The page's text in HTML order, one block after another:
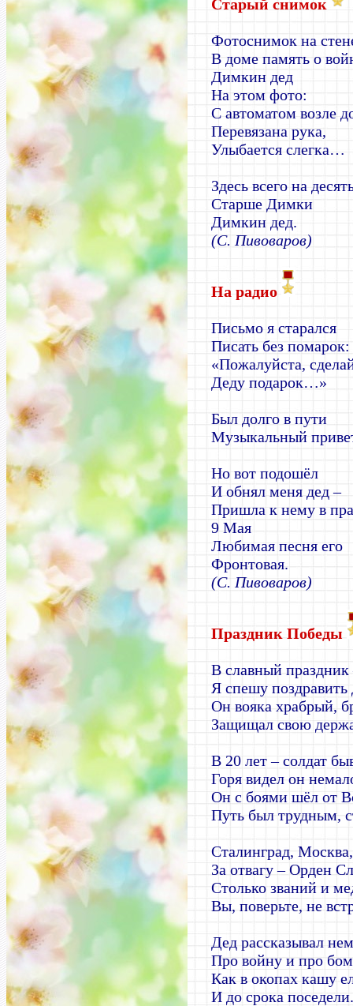
Старый снимок
Фотоснимок на
В доме память о
Димкин дед
На этом фото:
С автоматом возле
Перевязана рука,
Улыбается слегка…
Здесь всего на
Старше Димки
Димкин дед.
(С. Пивоваров)
На радио
Письмо я старался
Писать без помарок:
«Пожалуйста,
Деду подарок…»
Был долго в пути
Музыкальный
Но вот подошёл
И обнял меня дед –
Пришла к нему в
9 Мая
Любимая песня его
Фронтовая.
(С. Пивоваров)
Праздник Победы
В славный
Я спешу поздравить
Он вояка храбрый,
Защищал свою
В 20 лет – солдат
Горя видел он
Он с боями шёл от
Путь был трудным,
Сталинград,
За отвагу – Орден
Столько званий и
Вы, поверьте, не
Дед рассказывал
Про войну и про
Как в окопах кашу
И до срока поседели.